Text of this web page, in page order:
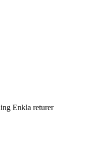
Enkla returer